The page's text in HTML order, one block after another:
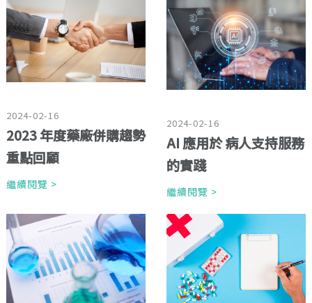
2024-02-16
2023 年度藥廠併購趨勢
重點回顧
繼續閱覽 >
2024-02-16
AI 應用於 病人支持服務
的實踐
繼續閱覽 >